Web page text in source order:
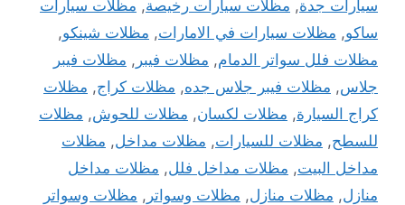
سيارات جدة, مظلات سيارات رخيصة, مظلات سيارات
ساكو, مظلات سيارات في الامارات, مظلات شينكو,
مظلات فلل سواتر الدمام, مظلات فيبر , مظلات فيبر
جلاس, مظلات فيبر جلاس جده, مظلات كراج, مظلات
كراج السيارة, مظلات لكسان, مظلات للحوش, مظلات
للسطح, مظلات للسيارات, مظلات مداخل, مظلات
مداخل البيت, مظلات مداخل فلل, مظلات مداخل
منازل, مظلات منازل, مظلات وسواتر , مظلات وسواتر